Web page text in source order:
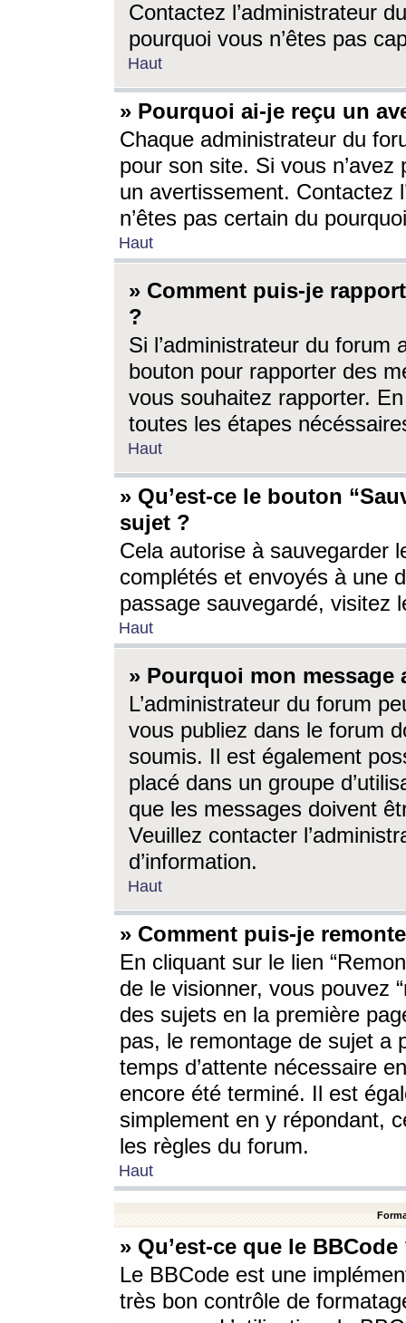
Contactez l’administrateur
pourquoi vous n’êtes pas
Haut
» Pourquoi ai-je reçu un
Chaque administrateur du
pour son site. Si vous
un avertissement. Contactez
n’êtes pas certain du
Haut
» Comment puis-je
?
Si l’administrateur du forum
bouton pour rapporter des
vous souhaitez rapporter.
toutes les étapes
Haut
» Qu’est-ce le bouton
sujet ?
Cela autorise à sauvegarder
complétés et envoyés à une
passage sauvegardé, visitez
Haut
» Pourquoi mon message
L’administrateur du forum
vous publiez dans le forum
soumis. Il est également
placé dans un groupe
que les messages doivent
Veuillez contacter
d’information.
Haut
» Comment puis-je
En cliquant sur le lien
de le visionner, vous pouvez
des sujets en la première
pas, le remontage de sujet a
temps d’attente nécessaire
encore été terminé. Il est
simplement en y répondant,
les règles du forum.
Haut
» Qu’est-ce que le BBCode
Le BBCode est une
très bon contrôle de